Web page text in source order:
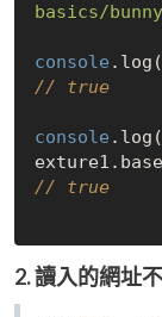
basics/
console
// true
console
// true
2. 讀入的網址